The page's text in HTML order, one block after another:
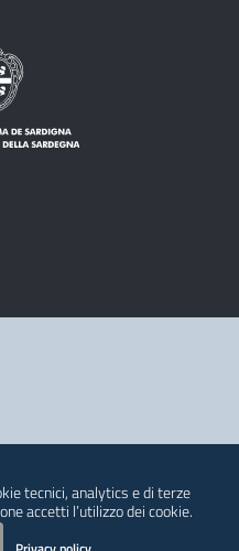
tecnici, analytics e di terze
accetti l’utilizzo dei cookie.